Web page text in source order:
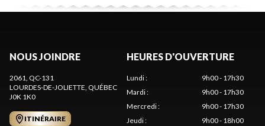
NOUS JOINDRE
2061, QC-131
LOURDES-DE-JOLIETTE, QUÉBEC
J0K 1K0
ITINÉRAIRE
HEURES D'OUVERTURE
Lundi:
9h00 - 17h30
Mardi:
9h00 - 17h30
Mercredi:
9h00 - 17h30
Jeudi:
9h00 - 18h00